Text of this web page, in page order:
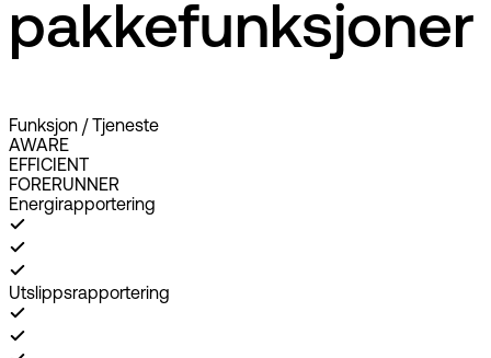
pakkefunksjoner
Funksjon / Tjeneste
AWARE
EFFICIENT
FORERUNNER
Energirapportering
Utslippsrapportering